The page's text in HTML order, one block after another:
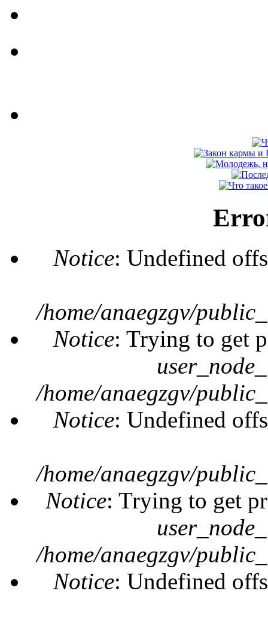
Notice: Undefined
/home/anaegzgv/
Notice: Trying to get
/home/anaegzgv/
Notice: Undefined
/home/anaegzgv/
Notice: Trying to get
/home/anaegzgv/
Notice: Undefined